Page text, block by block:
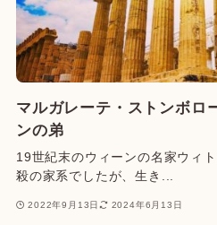
マルガレーテ・ストンボロ
ンの弟
19世紀末のウィーンの名家ウィ
殺の家系でしたが、生き...
2022年9月13日 2024年6月13日